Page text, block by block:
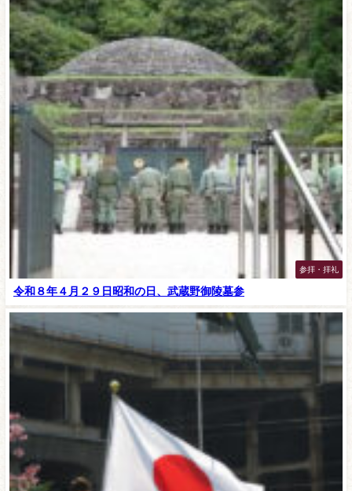
参拝・拝礼
令和８年４月２９日昭和の日、武蔵野御陵墓参